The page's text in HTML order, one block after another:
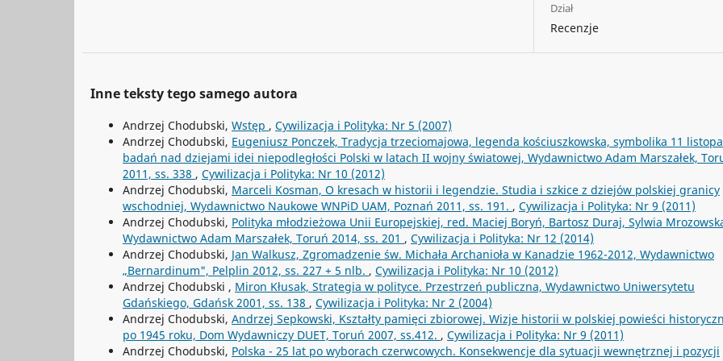
Dział
Recenzje
Inne teksty tego samego autora
Andrzej Chodubski, Wstęp , Cywilizacja i Polityka: Nr 5 (2007)
Andrzej Chodubski, Eugeniusz Ponczek, Tradycja trzeciomajowa, legenda kościuszkowska, symbolika 11
badań nad dziejami idei niepodległości Polski w latach II wojny światowej, Wydawnictwo Adam Marszałek,
2011, ss. 338 , Cywilizacja i Polityka: Nr 10 (2012)
Andrzej Chodubski, Marceli Kosman, O kresach w historii i legendzie. Studia i szkice z dziejów polskiej granicy
wschodniej, Wydawnictwo Naukowe WNPiD UAM, Poznań 2011, ss. 191. , Cywilizacja i Polityka: Nr 9 (2011)
Andrzej Chodubski, Polityka młodzieżowa Unii Europejskiej, red. Maciej Boryń, Bartosz Duraj, Sylwia
Wydawnictwo Adam Marszałek, Toruń 2014, ss. 201 , Cywilizacja i Polityka: Nr 12 (2014)
Andrzej Chodubski, Jan Walkusz, Zgromadzenie św. Michała Archanioła w Kanadzie 1962-2012, Wydawnictwo
„Bernardinum", Pelplin 2012, ss. 227 + 5 nlb. , Cywilizacja i Polityka: Nr 10 (2012)
Andrzej Chodubski , Miron Kłusak, Strategia w polityce. Przestrzeń publiczna, Wydawnictwo Uniwersytetu
Gdańskiego, Gdańsk 2001, ss. 138 , Cywilizacja i Polityka: Nr 2 (2004)
Andrzej Chodubski, Andrzej Sepkowski, Kształty pamięci zbiorowej. Wizje historii w polskiej powieści
po 1945 roku, Dom Wydawniczy DUET, Toruń 2007, ss.412. , Cywilizacja i Polityka: Nr 9 (2011)
Andrzej Chodubski, Polska - 25 lat po wyborach czerwcowych. Konsekwencje dla sytuacji wewnętrznej i pozycji